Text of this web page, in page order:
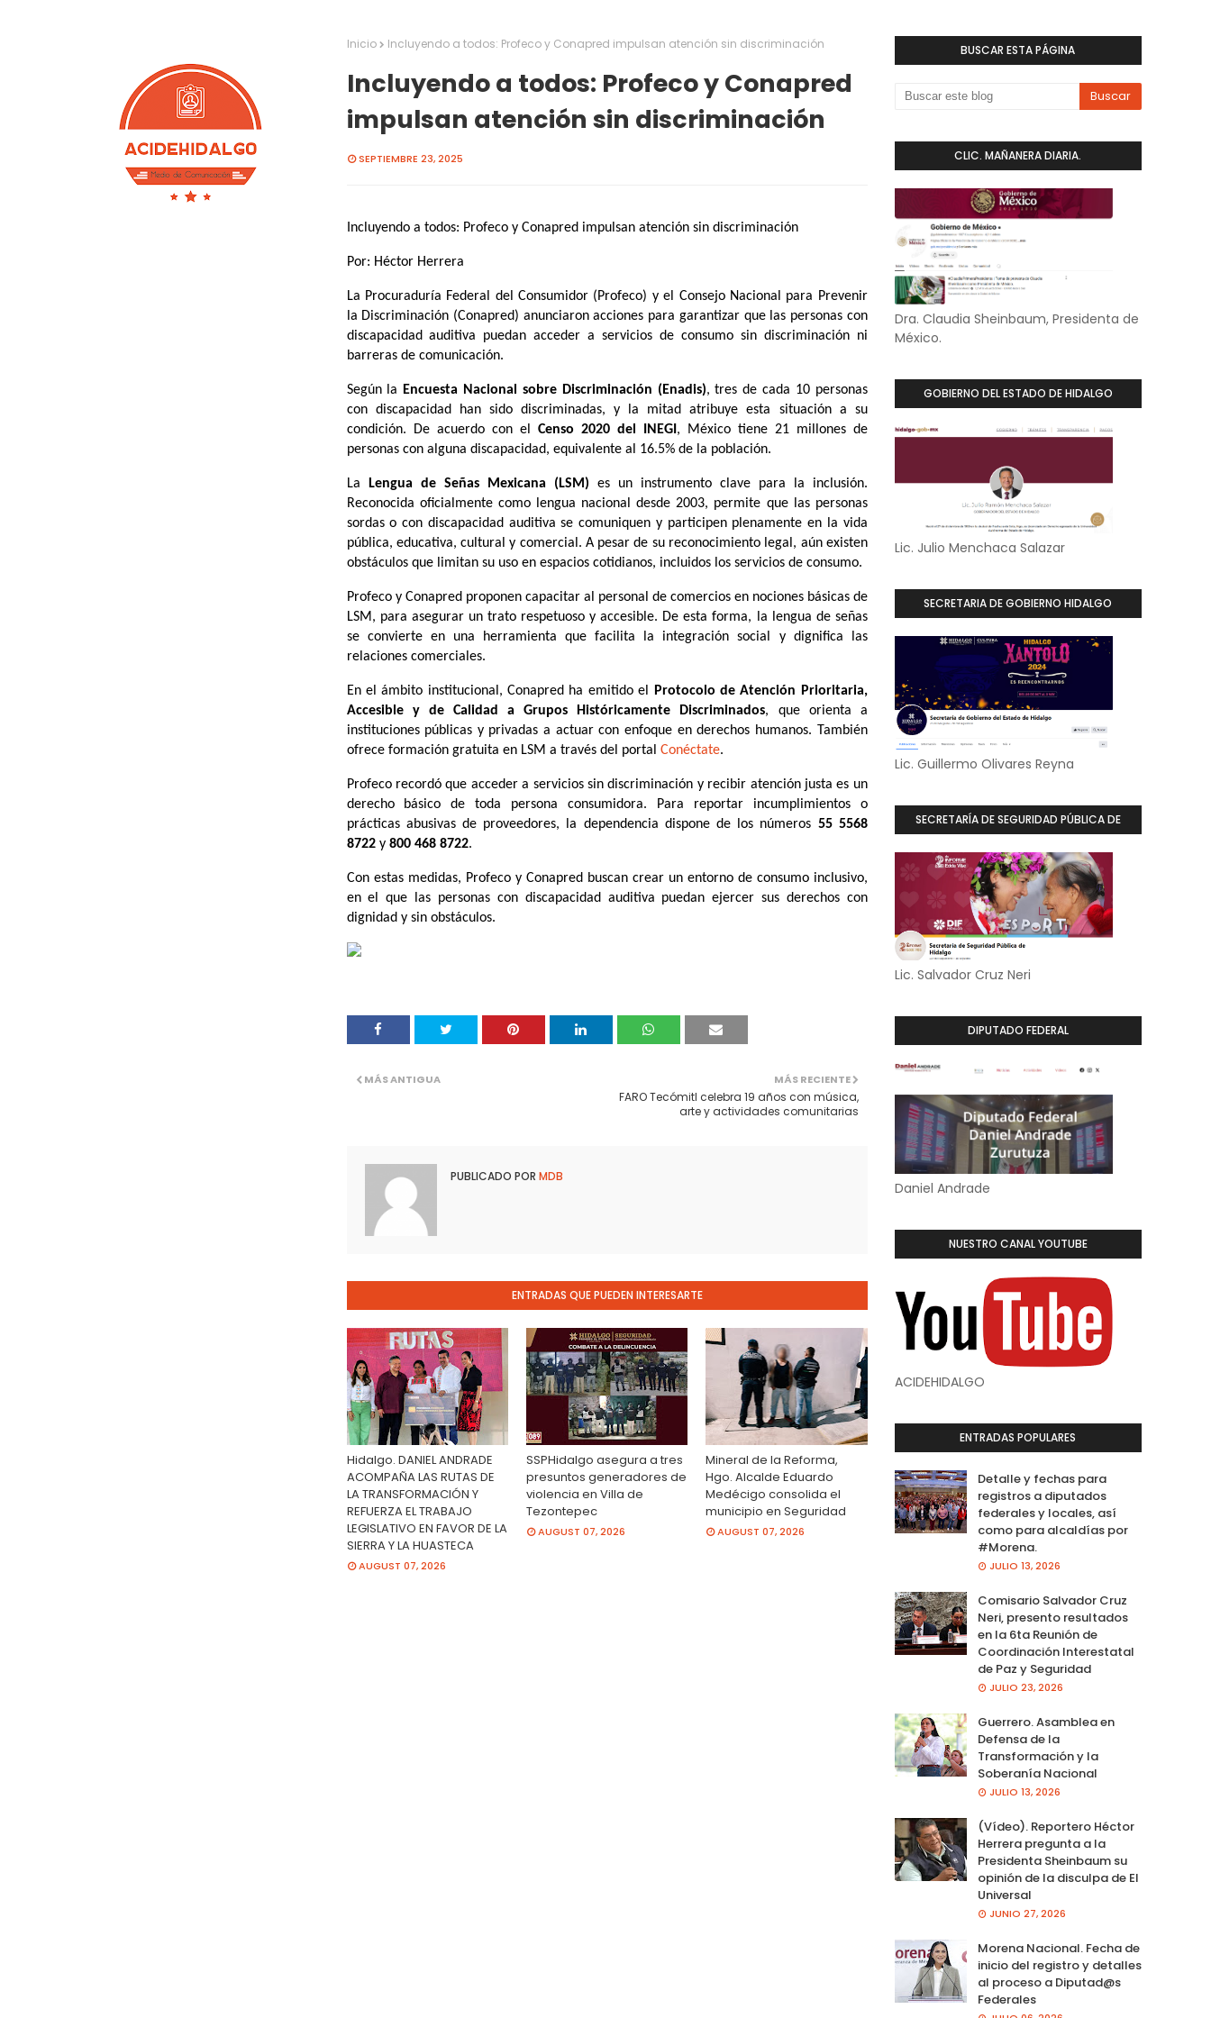
Inicio Incluyendo a todos: Profeco y Conapred impulsan atención sin discriminación
Incluyendo a todos: Profeco y Conapred
impulsan atención sin discriminación
SEPTIEMBRE 23, 2025
Incluyendo a todos: Profeco y Conapred impulsan atención sin discriminación
Por: Héctor Herrera
La Procuraduría Federal del Consumidor (Profeco) y el Consejo Nacional para Prevenir
la Discriminación (Conapred) anunciaron acciones para garantizar que las personas con
discapacidad auditiva puedan acceder a servicios de consumo sin discriminación ni
barreras de comunicación.
Según la Encuesta Nacional sobre Discriminación (Enadis), tres de cada 10 personas
con discapacidad han sido discriminadas, y la mitad atribuye esta situación a su
condición. De acuerdo con el Censo 2020 del INEGI , México tiene 21 millones de
personas con alguna discapacidad, equivalente al 16.5% de la población.
La Lengua de Señas Mexicana (LSM) es un instrumento clave para la inclusión.
Reconocida oficialmente como lengua nacional desde 2003, permite que las personas
sordas o con discapacidad auditiva se comuniquen y participen plenamente en la vida
pública, educativa, cultural y comercial. A pesar de su reconocimiento legal, aún existen
obstáculos que limitan su uso en espacios cotidianos, incluidos los servicios de consumo.
Profeco y Conapred proponen capacitar al personal de comercios en nociones básicas de
LSM, para asegurar un trato respetuoso y accesible. De esta forma, la lengua de señas
se convierte en una herramienta que facilita la integración social y dignifica las
relaciones comerciales.
En el ámbito institucional, Conapred ha emitido el
Protocolo de Atención Prioritaria,
Accesible y de Calidad a Grupos Históricamente Discriminados, que orienta a
instituciones públicas y privadas a actuar con enfoque en derechos humanos. También
ofrece formación gratuita en LSM a través del portal Conéctate.
Profeco recordó que acceder a servicios sin discriminación y recibir atención justa es un
derecho básico de toda persona consumidora. Para reportar incumplimientos o
prácticas abusivas de proveedores, la dependencia dispone de los números 55 5568
8722y 800 468 8722.
Con estas medidas, Profeco y Conapred buscan crear un entorno de consumo inclusivo,
en el que las personas con discapacidad auditiva puedan ejercer sus derechos con
dignidad y sin obstáculos.
MÁS RECIENTE
FARO Tecómitl celebra 19 años con música,
arte y actividades comunitarias
MÁS ANTIGUA
PUBLICADO POR MDB
ENTRADAS QUE PUEDEN INTERESARTE
Hidalgo. DANIEL ANDRADE
ACOMPAÑA LAS RUTAS DE
LA TRANSFORMACIÓN Y
REFUERZA EL TRABAJO
LEGISLATIVO EN FAVOR DE LA
SIERRA Y LA HUASTECA
AUGUST 07, 2026
SSPHidalgo asegura a tres
presuntos generadores de
violencia en Villa de
Tezontepec
AUGUST 07, 2026
Mineral de la Reforma,
Hgo. Alcalde Eduardo
Medécigo consolida el
municipio en Seguridad
AUGUST 07, 2026
BUSCAR ESTA PÁGINA
CLIC. MAÑANERA DIARIA.
Dra. Claudia Sheinbaum, Presidenta de
México.
GOBIERNO DEL ESTADO DE HIDALGO
Lic. Julio Menchaca Salazar
SECRETARIA DE GOBIERNO HIDALGO
Lic. Guillermo Olivares Reyna
SECRETARÍA DE SEGURIDAD PÚBLICA DE
Lic. Salvador Cruz Neri
DIPUTADO FEDERAL
Daniel Andrade
NUESTRO CANAL YOUTUBE
ACIDEHIDALGO
ENTRADAS POPULARES
Detalle y fechas para
registros a diputados
federales y locales, así
como para alcaldías por
#Morena.
JULIO 13, 2026
Comisario Salvador Cruz
Neri, presento resultados
en la 6ta Reunión de
Coordinación Interestatal
de Paz y Seguridad
JULIO 23, 2026
Guerrero. Asamblea en
Defensa de la
Transformación y la
Soberanía Nacional
JULIO 13, 2026
(Vídeo). Reportero Héctor
Herrera pregunta a la
Presidenta Sheinbaum su
opinión de la disculpa de El
Universal
JUNIO 27, 2026
Morena Nacional. Fecha de
inicio del registro y detalles
al proceso a Diputad@s
Federales